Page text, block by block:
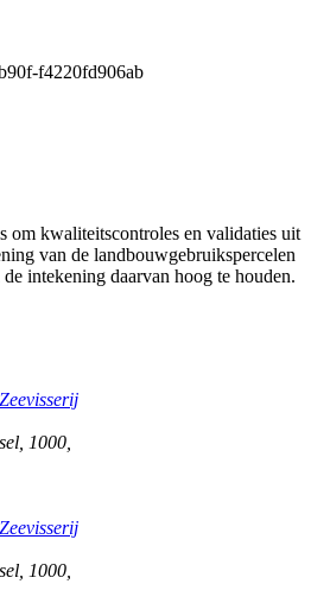
f4220fd906ab
om kwaliteitscontroles en validaties uit
van de landbouwgebruikspercelen
intekening daarvan hoog te houden.
1000
1000